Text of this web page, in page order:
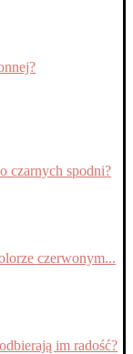
czarnych spodni?
czerwonym...
im radość?